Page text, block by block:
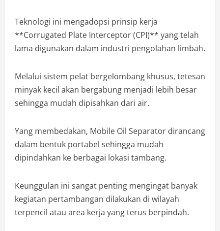
Teknologi ini mengadopsi prinsip kerja
**Corrugated Plate Interceptor (CPI)** yang telah
lama digunakan dalam industri pengolahan limbah.
Melalui sistem pelat bergelombang khusus, tetesan
minyak kecil akan bergabung menjadi lebih besar
sehingga mudah dipisahkan dari air.
Yang membedakan, Mobile Oil Separator dirancang
dalam bentuk portabel sehingga mudah
dipindahkan ke berbagai lokasi tambang.
Keunggulan ini sangat penting mengingat banyak
kegiatan pertambangan dilakukan di wilayah
terpencil atau area kerja yang terus berpindah.